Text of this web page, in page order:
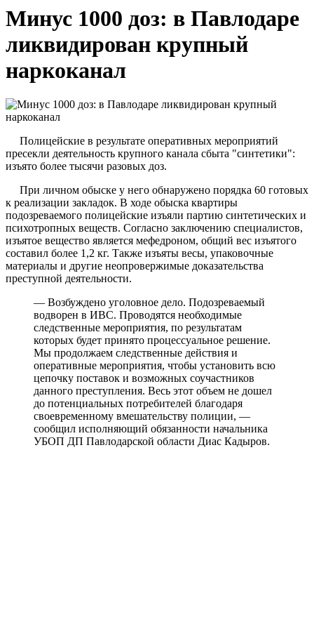
Минус 1000 доз: в Павлодаре
ликвидирован крупный
наркоканал
Полицейские в результате оперативных мероприятий
пресекли деятельность крупного канала сбыта "синтетики":
изъято более тысячи разовых доз.
При личном обыске у него обнаружено порядка 60 готовых
к реализации закладок. В ходе обыска квартиры
подозреваемого полицейские изъяли партию синтетических и
психотропных веществ. Согласно заключению специалистов,
изъятое вещество является мефедроном, общий вес изъятого
составил более 1,2 кг. Также изъяты весы, упаковочные
материалы и другие неопровержимые доказательства
преступной деятельности.
— Возбуждено уголовное дело. Подозреваемый
водворен в ИВС. Проводятся необходимые
следственные мероприятия, по результатам
которых будет принято процессуальное решение.
Мы продолжаем следственные действия и
оперативные мероприятия, чтобы установить всю
цепочку поставок и возможных соучастников
данного преступления. Весь этот объем не дошел
до потенциальных потребителей благодаря
своевременному вмешательству полиции, —
сообщил исполняющий обязанности начальника
УБОП ДП Павлодарской области Диас Кадыров.